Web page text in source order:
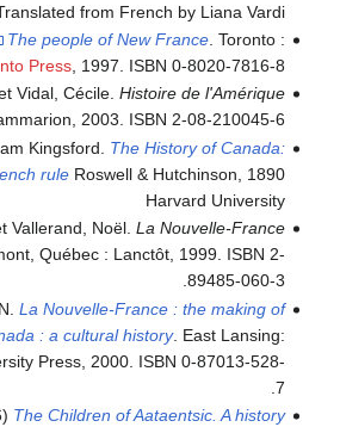
from French by Liana Vardi.
The people of New France. Toronto :
Press, 1997. ISBN 0-8020-7816-8.
Vidal, Cécile. Histoire de l'Amérique
2003. ISBN 2-08-210045-6.
Kingsford. The History of Canada:
ruleRoswell & Hutchinson, 1890
Harvard University
Vallerand, Noël. La Nouvelle-France
Québec : Lanctôt, 1999. ISBN 2-
89485-060-3.
La Nouvelle-France : the making of
: a cultural history. East Lansing:
Press, 2000. ISBN 0-87013-528-
7.
The Children of Aataentsic. A history